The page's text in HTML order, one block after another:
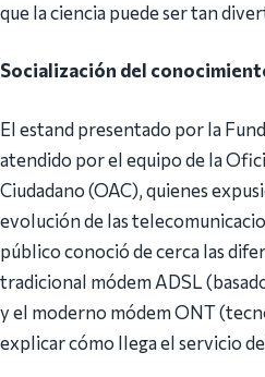
que la ciencia puede ser tan
Socialización del
El estand presentado por la
atendido por el equipo de la
Ciudadano (OAC), quienes
evolución de las
público conoció de cerca las
tradicional módem ADSL
y el moderno módem ONT
explicar cómo llega el servicio